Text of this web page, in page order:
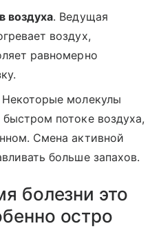
воздуха. Ведущая
воздух,
равномерно
Некоторые молекулы
потоке воздуха,
Смена активной
больше запахов.
болезни это
остро